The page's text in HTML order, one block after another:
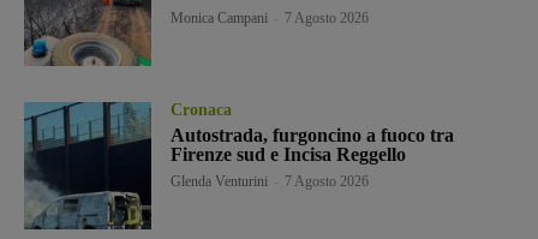
Monica Campani 7 Agosto 2026
Cronaca
Autostrada, furgoncino a fuoco tra
Firenze sud e Incisa Reggello
Glenda Venturini 7 Agosto 2026